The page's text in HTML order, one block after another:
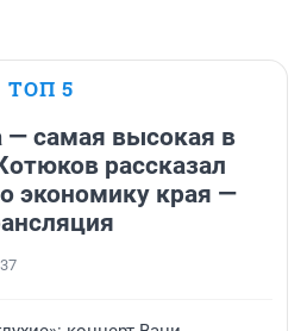
ТОП 5
— самая высокая в
рассказал
экономику края —